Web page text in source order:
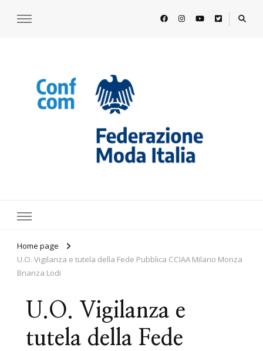
Home page
U.O. Vigilanza e tutela della Fede Pubblica CCIAA Milano Monza
Brianza Lodi
U.O. Vigilanza e
tutela della Fede